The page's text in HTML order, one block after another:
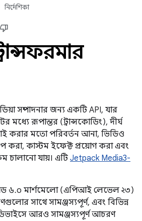
নির্দেশিকা
সম্পাদনার জন্য একটি API, যার
মধ্যে রূপান্তর (ট্রান্সকোডিং), দীর্ঘ
করার মতো পরিবর্তন আনা, ভিডিও
করা, কাস্টম ইফেক্ট প্রয়োগ করা এবং
চালানো যায়। এটি Jetpack Media3-
৬.০ মার্শমেলো (এপিআই লেভেল ২৩)
সাথে সামঞ্জস্যপূর্ণ, এবং বিভিন্ন
আরও সামঞ্জস্যপূর্ণ আচরণ